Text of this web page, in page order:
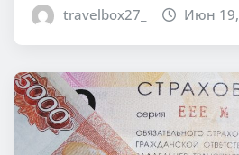
travelbox27_ Июн